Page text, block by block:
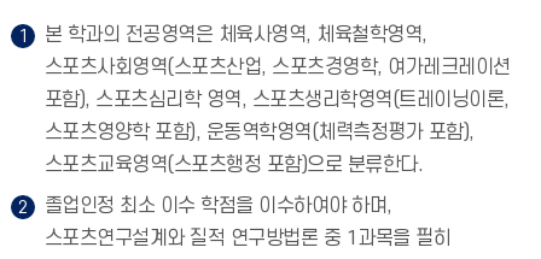
본 학과의 전공영역은 체육사영역, 체육철학영역,
스포츠사회영역(스포츠산업, 스포츠경영학, 여가레크레이션
포함), 스포츠심리학 영역, 스포츠생리학영역(트레이닝이론,
스포츠영양학 포함), 운동역학영역(체력측정평가 포함),
스포츠교육영역(스포츠행정 포함)으로 분류한다.
졸업인정 최소 이수 학점을 이수하여야 하며,
스포츠연구설계와 질적 연구방법론 중 1과목을 필히